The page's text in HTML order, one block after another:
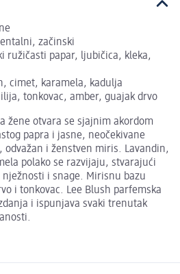
začinski
ružičasti papar, ljubičica, kleka,
cimet, karamela, kadulja
tonkovac, amber, guajak drvo
žene otvara se sjajnim akordom
papra i jasne, neočekivane
i ženstven miris. Lavandin,
polako se razvijaju, stvarajući
i snage. Mirisnu bazu
i tonkovac. Lee Blush parfemska
i ispunjava svaki trenutak